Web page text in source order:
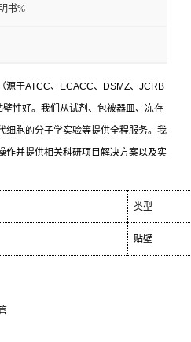
书%
源于ATCC、 ECACC、 DSMZ、 JCRB
壁性好。我们从试剂、包被器皿、冻存
细胞的分子学实验等提供全程服务。我
作并提供相关科研项目解决方案以及实
类型
贴壁